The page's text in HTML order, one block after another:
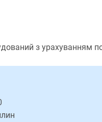
з урахуванням